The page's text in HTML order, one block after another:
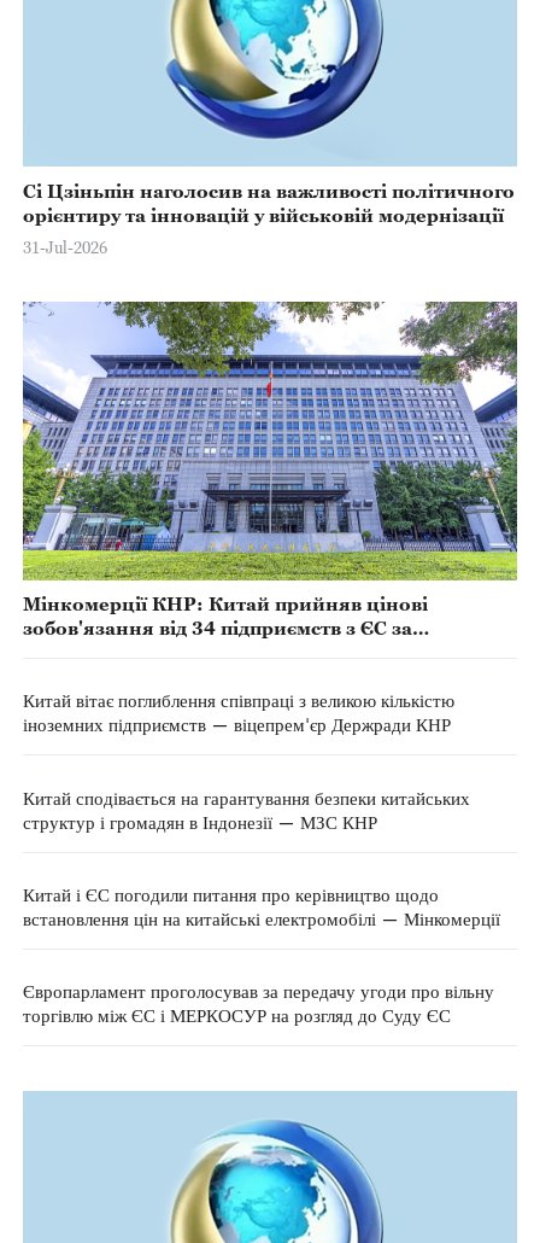
Сі Цзіньпін наголосив на важливості політичного
орієнтиру та інновацій у військовій модернізації
31-Jul-2026
Мінкомерції КНР: Китай прийняв цінові
зобов'язання від 34 підприємств з ЄС за
Китай вітає поглиблення співпраці з великою кількістю
іноземних підприємств — віцепрем'єр Держради КНР
Китай сподівається на гарантування безпеки китайських
структур і громадян в Індонезії — МЗС КНР
Китай і ЄС погодили питання про керівництво щодо
встановлення цін на китайські електромобілі — Мінкомерції
Європарламент проголосував за передачу угоди про вільну
торгівлю між ЄС і МЕРКОСУР на розгляд до Суду ЄС